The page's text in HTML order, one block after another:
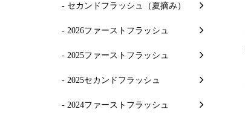
- セカンドフラッシュ（夏摘み）
- 2026ファーストフラッシュ
- 2025ファーストフラッシュ
- 2025セカンドフラッシュ
- 2024ファーストフラッシュ